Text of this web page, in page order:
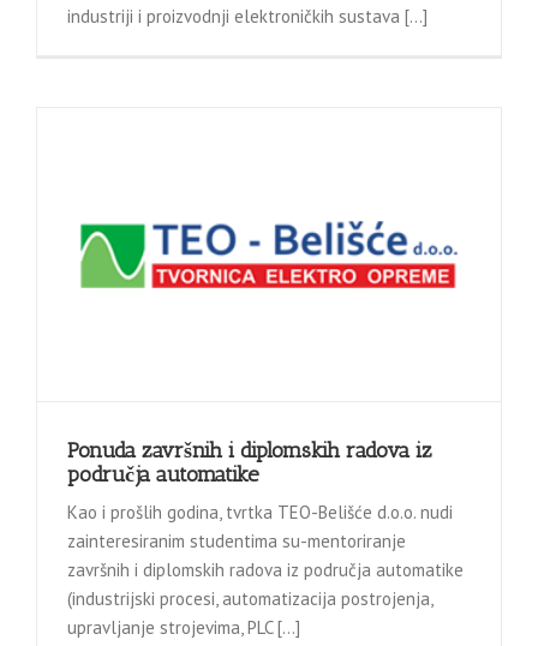
industriji i proizvodnji elektroničkih sustava […]
Ponuda završnih i diplomskih radova iz
područja automatike
Kao i prošlih godina, tvrtka TEO-Belišće d.o.o. nudi
zainteresiranim studentima su-mentoriranje
završnih i diplomskih radova iz područja automatike
(industrijski procesi, automatizacija postrojenja,
upravljanje strojevima, PLC […]